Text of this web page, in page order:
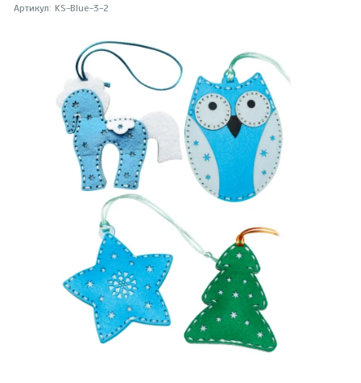
Артикул: KS-Blue-3-2